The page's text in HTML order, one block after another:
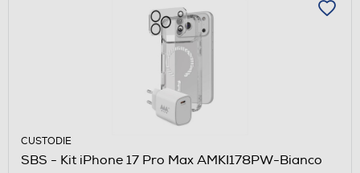
CUSTODIE
SBS - Kit iPhone 17 Pro Max AMKI178PW-Bianco